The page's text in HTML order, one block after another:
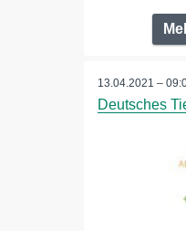
13.04.2021 –
Deutsches